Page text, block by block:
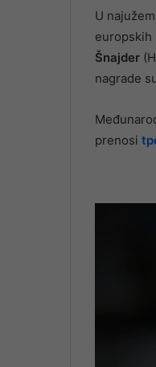
U
europskih
Šnajder
nagrade
prenosi